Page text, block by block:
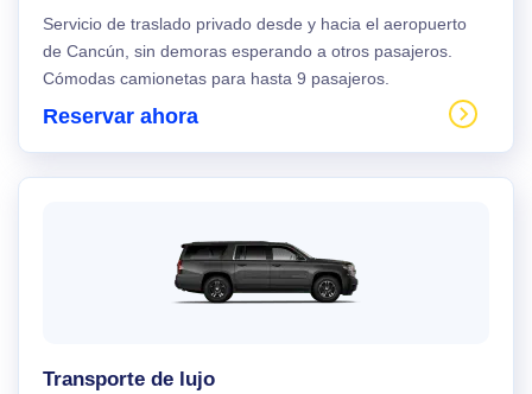
Servicio de traslado privado desde y hacia el aeropuerto
de Cancún, sin demoras esperando a otros pasajeros.
Cómodas camionetas para hasta 9 pasajeros.
Reservar ahora
Transporte de lujo